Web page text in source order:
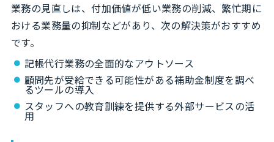
業務の見直しは、付加価値が低い業務の削減、繁忙期に
おける業務量の抑制などがあり、次の解決策がおすすめ
です。
記帳代行業務の全面的なアウトソース
顧問先が受給できる可能性がある補助金制度を調べ
るツールの導入
スタッフへの教育訓練を提供する外部サービスの活
用